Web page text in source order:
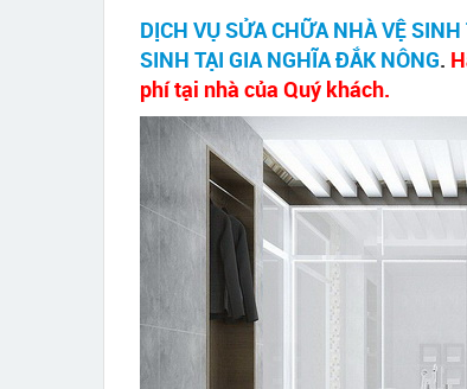
DỊCH VỤ SỬA CHỮA NHÀ VỆ
SINH TẠI GIA NGHĨA ĐẮK NÔNG.
phí tại nhà của Quý khách.